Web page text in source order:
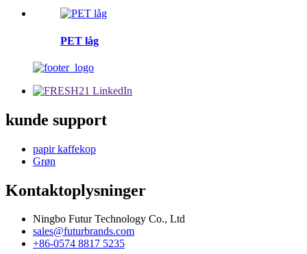
PET låg
kunde support
papir kaffekop
Grøn
Kontaktoplysninger
Ningbo Futur Technology Co., Ltd
sales@futurbrands.com
+86-0574 8817 5235